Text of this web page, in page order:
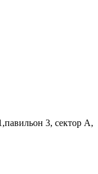
3, сектор А,